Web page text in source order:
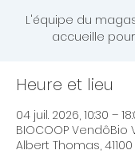
L'équipe du
accueille pour
Heure et lieu
04 juil. 2026, 10:30 –
BIOCOOP VendôBio
Albert Thomas,